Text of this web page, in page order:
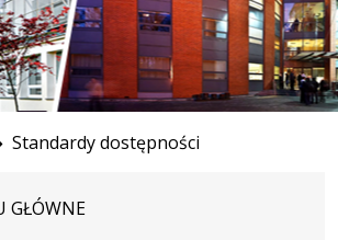
Standardy dostępności
GŁÓWNE